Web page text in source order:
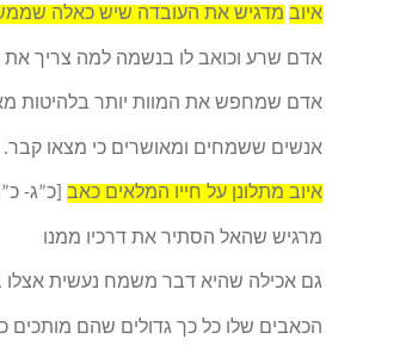
איוב מדגיש את העובדה שיש כאלה
אדם שרע וכואב לו בנשמה למה צריך את
אדם שמחפש את המוות יותר בלהיטות
אנשים ששמחים ומאושרים כי מצאו קבר.
איוב מתלונן על חייו המלאים כאב [כ”ג- כ”ו]
מרגיש שהאל הסתיר את דרכיו ממנו
גם אכילה שהיא דבר משמח נעשית אצלו
הכאבים שלו כל כך גדולים שהם מותכים